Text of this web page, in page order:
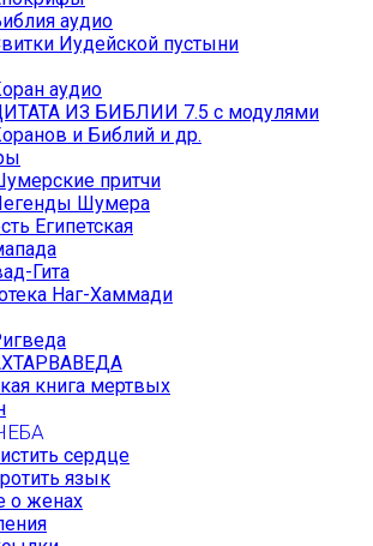
аудио
Иудейской пустыни
аудио
ИЗ БИБЛИИ 7.5 с модулями
и Библий и др.
притчи
Шумера
Египетская
Гита
Наг-Хаммади
книга мертвых
сердце
язык
о женах